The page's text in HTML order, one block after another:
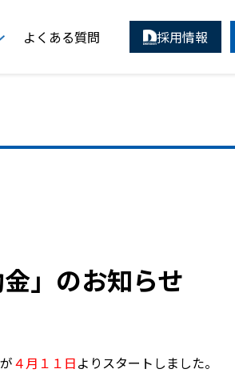
よくある質問 採用情報
」のお知らせ
４月１１日よりスタートしました。